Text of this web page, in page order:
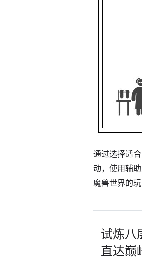
通过选择适
动，使用辅
魔兽世界的玩
试炼八
直达巅